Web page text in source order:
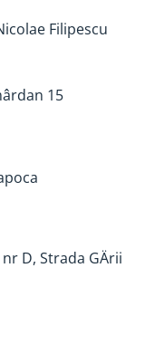
Filipescu
15
D, Strada GÄrii